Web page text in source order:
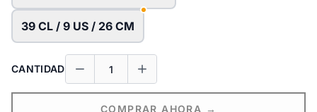
39 CL / 9 US / 26 CM
CANTIDAD
COMPRAR AHORA →